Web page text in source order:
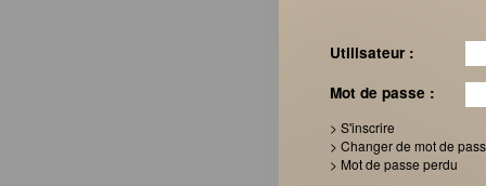
Utilisateur :
Mot de passe :
> S'inscrire
> Changer de mot de
> Mot de passe perdu